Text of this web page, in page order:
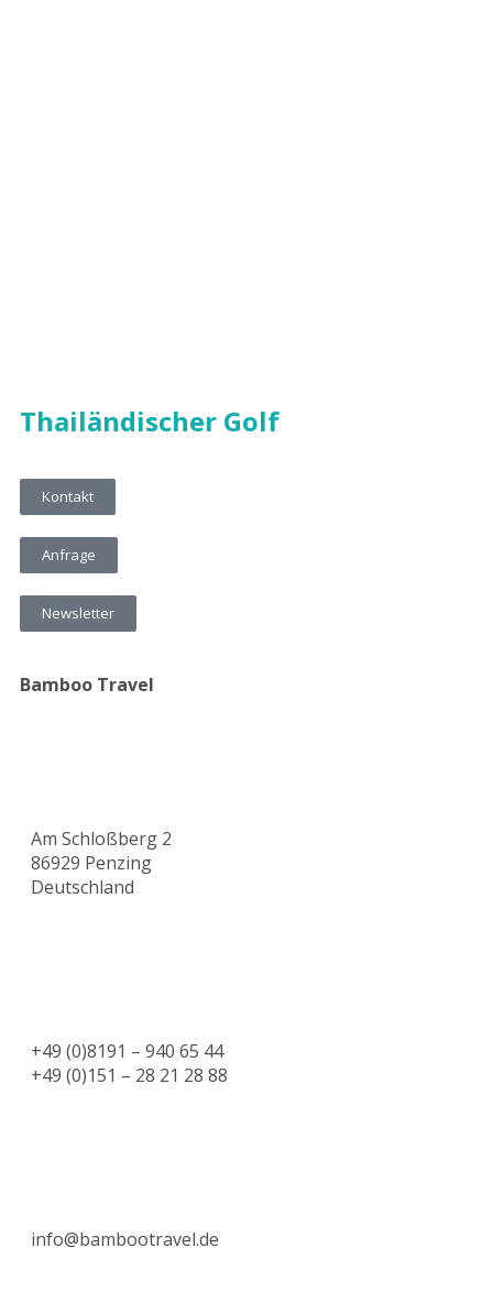
Thailändischer Golf
Kontakt
Anfrage
Newsletter
Bamboo Travel
Am Schloßberg 2
86929 Penzing
Deutschland
+49 (0)8191 – 940 65 44
+49 (0)151 – 28 21 28 88
info@bambootravel.de